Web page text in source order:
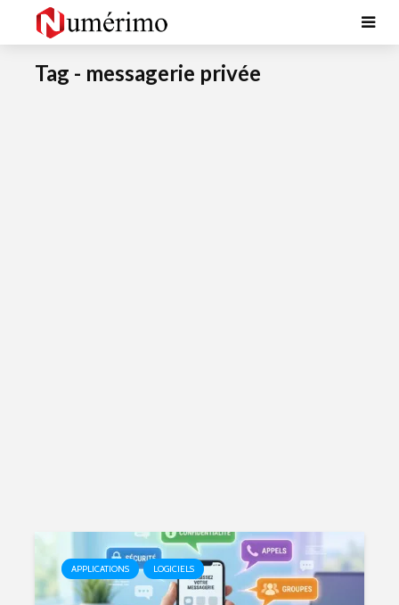
Tag - messagerie privée
APPLICATIONS LOGICIELS